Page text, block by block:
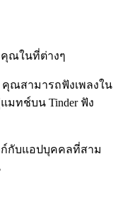
คุณในที่ต่างๆ
ณสามารถฟังเพลงใน
มทช์บน Tinder ฟัง
กับแอปบุคคลที่สาม